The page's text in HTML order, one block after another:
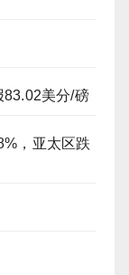
83.02美分/磅
，亚太区跌